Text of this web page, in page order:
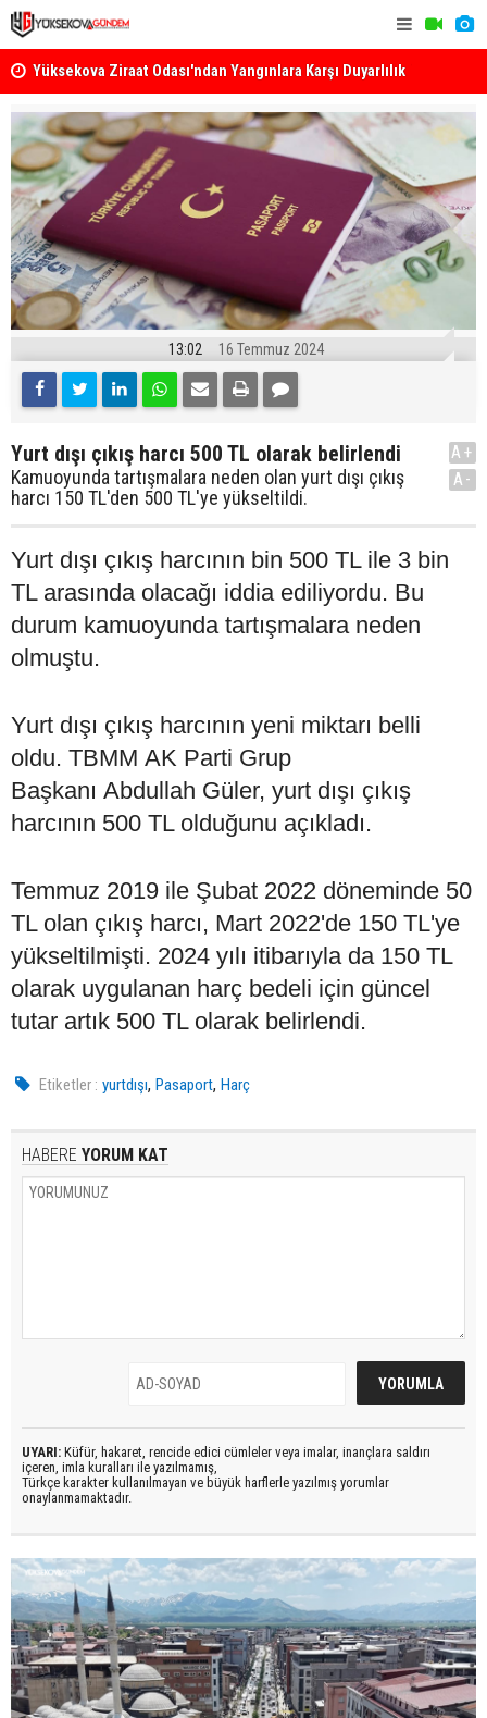
Yüksekova Ziraat Odası'ndan Yangınlara Karşı Duyarlılık
Çağrısı
13:02 16 Temmuz 2024
Yurt dışı çıkış harcı 500 TL olarak belirlendi
Kamuoyunda tartışmalara neden olan yurt dışı çıkış
harcı 150 TL'den 500 TL'ye yükseltildi.
A+
A-
Yurt dışı çıkış harcının bin 500 TL ile 3 bin
TL arasında olacağı iddia ediliyordu. Bu
durum kamuoyunda tartışmalara neden
olmuştu.
Yurt dışı çıkış harcının yeni miktarı belli
oldu. TBMM AK Parti Grup
Başkanı Abdullah Güler, yurt dışı çıkış
harcının 500 TL olduğunu açıkladı.
Temmuz 2019 ile Şubat 2022 döneminde 50
TL olan çıkış harcı, Mart 2022'de 150 TL'ye
yükseltilmişti. 2024 yılı itibarıyla da 150 TL
olarak uygulanan harç bedeli için güncel
tutar artık 500 TL olarak belirlendi.
Etiketler : yurtdışı,Pasaport,Harç
HABERE YORUM KAT
UYARI: Küfür, hakaret, rencide edici cümleler veya imalar, inançlara saldırı
içeren, imla kuralları ile yazılmamış,
Türkçe karakter kullanılmayan ve büyük harflerle yazılmış yorumlar
onaylanmamaktadır.